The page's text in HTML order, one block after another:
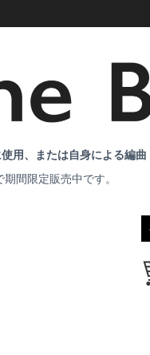
用、または自身による編
期間限定販売中です。